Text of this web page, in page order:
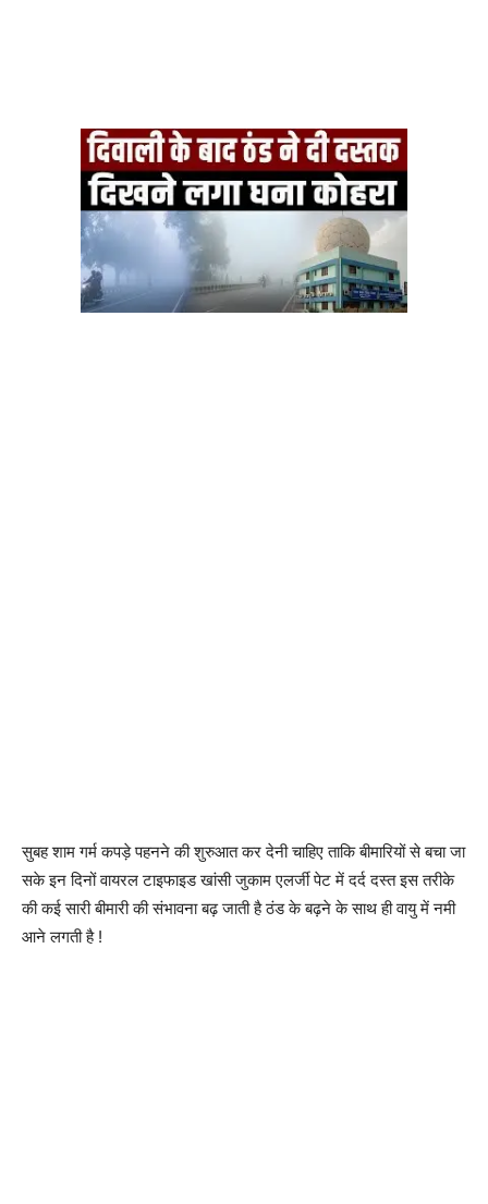
सुबह शाम गर्म कपड़े पहनने की शुरुआत कर देनी चाहिए ताकि बीमारियों से बचा जा
सके इन दिनों वायरल टाइफाइड खांसी जुकाम एलर्जी पेट में दर्द दस्त इस तरीके
की कई सारी बीमारी की संभावना बढ़ जाती है ठंड के बढ़ने के साथ ही वायु में नमी
आने लगती है !